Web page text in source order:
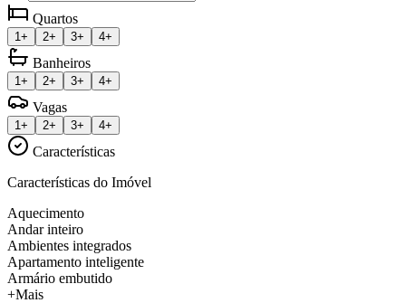
Quartos
1+ 2+ 3+ 4+
Banheiros
1+ 2+ 3+ 4+
Vagas
1+ 2+ 3+ 4+
Características
Características do Imóvel
Aquecimento
Andar inteiro
Ambientes integrados
Apartamento inteligente
Armário embutido
+Mais